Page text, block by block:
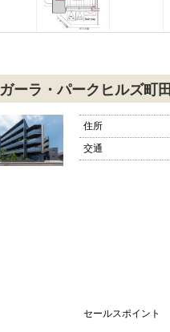
ガーラ・パークヒルズ町田
住所
交通
セールスポイント